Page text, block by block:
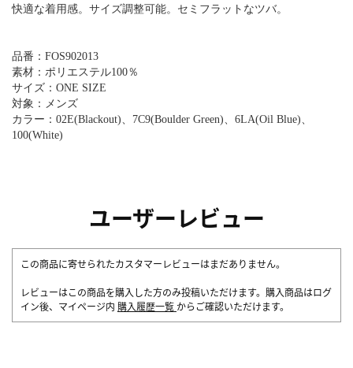
快適な着用感。サイズ調整可能。セミフラットなツバ。
品番：FOS902013
素材：ポリエステル100％
サイズ：ONE SIZE
対象：メンズ
カラー：02E(Blackout)、7C9(Boulder Green)、6LA(Oil Blue)、
100(White)
ユーザーレビュー
この商品に寄せられたカスタマーレビューはまだありません。
レビューはこの商品を購入した方のみ投稿いただけます。購入商品はログ
イン後、マイページ内 購入履歴一覧 からご確認いただけます。